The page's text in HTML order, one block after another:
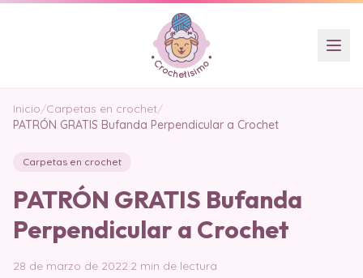
Inicio/Carpetas en crochet/
PATRÓN GRATIS Bufanda Perpendicular a Crochet
Carpetas en crochet
PATRÓN GRATIS Bufanda
Perpendicular a Crochet
28 de marzo de 2022·2 min de lectura